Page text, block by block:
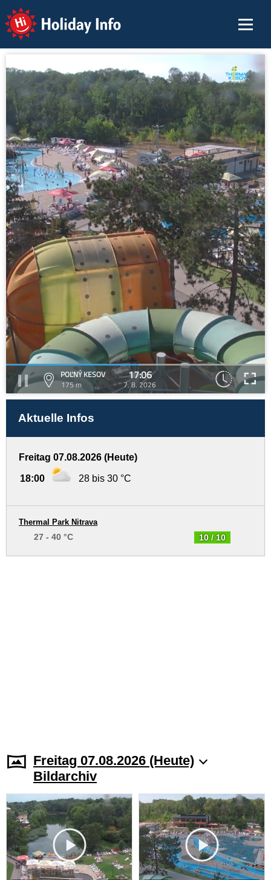
Holiday Info
POĽNÝ KESOV
175 m
17:06
7. 8. 2026
Aktuelle Infos
Freitag 07.08.2026 (Heute)
18:00 28 bis 30 °C
10 / 10
Thermal Park Nitrava
27 - 40 °C
Freitag 07.08.2026 (Heute)
Bildarchiv